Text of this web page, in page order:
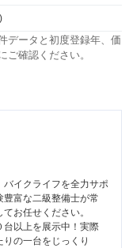
データと初度登録年、価
確認ください。
イクライフを全力サポ
富な二級整備士が常
お任せください。
台以上を展示中！実際
りの一台をじっくり